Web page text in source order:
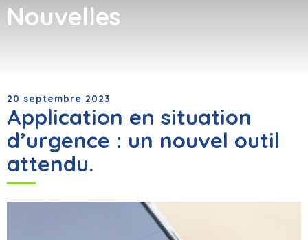
Nouvelles
20 septembre 2023
Application en situation
d’urgence : un nouvel outil
attendu.